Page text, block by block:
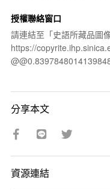
授權聯絡窗口
請連結至「史語所藏品圖
https://
分享本文
資源連結